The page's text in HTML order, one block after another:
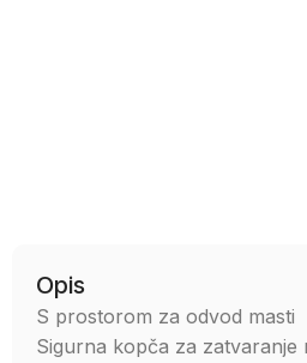
Opis
S prostorom za odvod masti
Sigurna kopča za zatvaranje